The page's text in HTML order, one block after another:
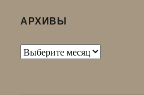
АРХИВЫ
Архивы